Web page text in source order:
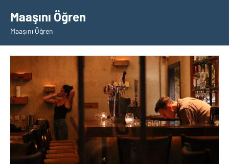
geçMaaşını Öğren
Maaşını Öğren